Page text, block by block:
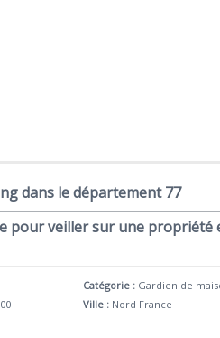
dans le département 77
pour veiller sur une propriété
Catégorie : Gardien de
Ville : Nord France